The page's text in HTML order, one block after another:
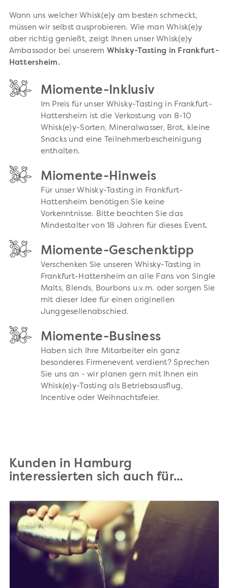
Wann uns welcher Whisk(e)y am besten schmeckt,
müssen wir selbst ausprobieren. Wie man Whisk(e)y
aber richtig genießt, zeigt Ihnen unser Whisk(e)y
Ambassador bei unserem Whisky-Tasting in Frankfurt-
Hattersheim.
Miomente-Inklusiv
Im Preis für unser Whisky-Tasting in Frankfurt-
Hattersheim ist die Verkostung von 8-10
Whisk(e)y-Sorten, Mineralwasser, Brot, kleine
Snacks und eine Teilnehmerbescheinigung
enthalten.
Miomente-Hinweis
Für unser Whisky-Tasting in Frankfurt-
Hattersheim benötigen Sie keine
Vorkenntnisse. Bitte beachten Sie das
Mindestalter von 18 Jahren für dieses Event.
Miomente-Geschenktipp
Verschenken Sie unseren Whisky-Tasting in
Frankfurt-Hattersheim an alle Fans von Single
Malts, Blends, Bourbons u.v.m. oder sorgen Sie
mit dieser Idee für einen originellen
Junggesellenabschied.
Miomente-Business
Haben sich Ihre Mitarbeiter ein ganz
besonderes Firmenevent verdient? Sprechen
Sie uns an - wir planen gern mit Ihnen ein
Whisk(e)y-Tasting als Betriebsausflug,
Incentive oder Weihnachtsfeier.
Kunden in Hamburg
interessierten sich auch für...